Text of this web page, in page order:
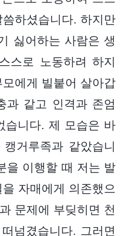
하셨습니다. 하지만
싫어하는 사람은 생
스로 노동하려 하지
에게 빌붙어 살아갑
과 같고 인격과 존엄
습니다. 제 모습은 바
거루족과 같았습니
을 이행할 때 저는 발
자매에게 의존했으
문제에 부딪히면 천
넘겼습니다. 그러면